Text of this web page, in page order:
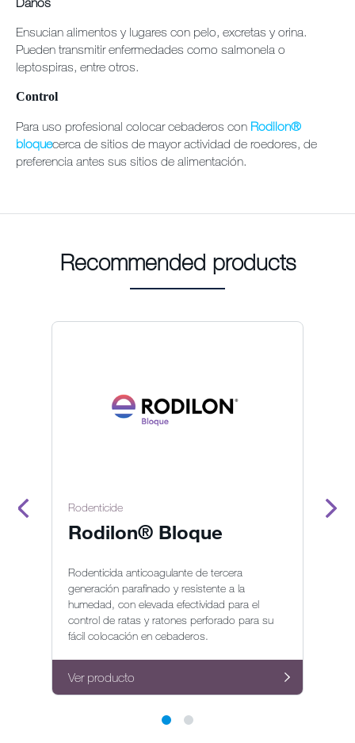
Ensucian alimentos y lugares con pelo, excretas y orina.
Pueden transmitir enfermedades como salmonela o
leptospiras, entre otros.
Control
Para uso profesional colocar cebaderos con Rodilon®
bloquecerca de sitios de mayor actividad de roedores, de
preferencia antes sus sitios de alimentación.
Recommended products
Rodenticide
Rodilon® Bloque
Rodenticida anticoagulante de tercera
generación parafinado y resistente a la
humedad, con elevada efectividad para el
control de ratas y ratones perforado para su
fácil colocación en cebaderos.
Ver producto